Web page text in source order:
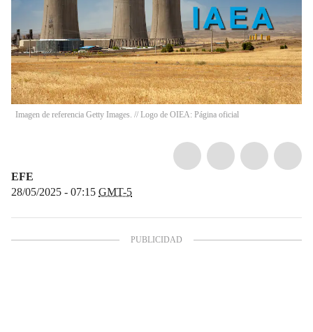
Imagen de referencia Getty Images. // Logo de OIEA: Página oficial
EFE
28/05/2025 - 07:15 GMT-5